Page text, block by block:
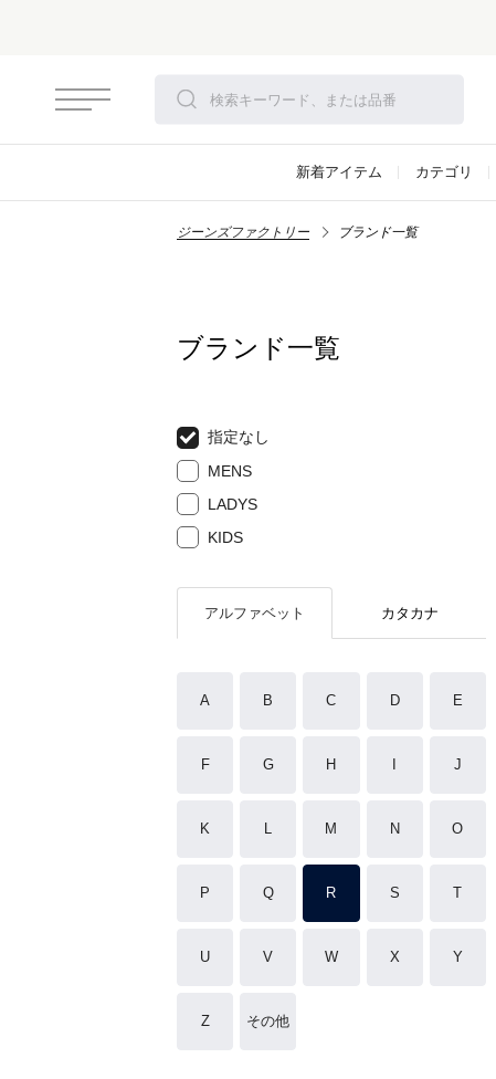
新着アイテム カテゴリ
ジーンズファクトリー ブランド一覧
ブランド一覧
指定なし
MENS
LADYS
KIDS
アルファベット カタカナ
A B C D E
F G H J
K L M N O
P Q R S T
U V W X Y
Z その他